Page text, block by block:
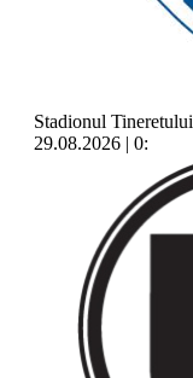
Stadionul Tineretului
29.08.2026 | 0: